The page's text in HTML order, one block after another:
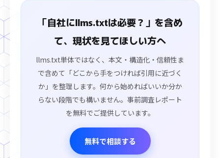
「自社にllms.txtは必要？」を含め
て、現状を見てほしい方へ
llms.txt単体ではなく、本文・構造化・信頼性ま
で含めて「どこから手をつければ引用に近づく
か」を整理します。何から始めればいいか分か
らない段階でも構いません。事前調査レポート
を無料でご提供しています。
無料で相談する